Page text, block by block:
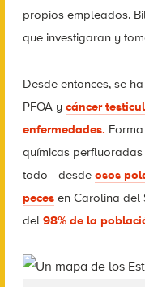
propios empleados.
que investigaran y
Desde entonces, se
PFOA y cáncer
enfermedades.
químicas perfluoradas
todo—desde osos
pecesen Carolina del
del 98% de la